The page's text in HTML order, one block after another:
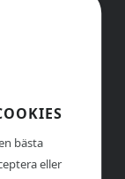
bästa
eller